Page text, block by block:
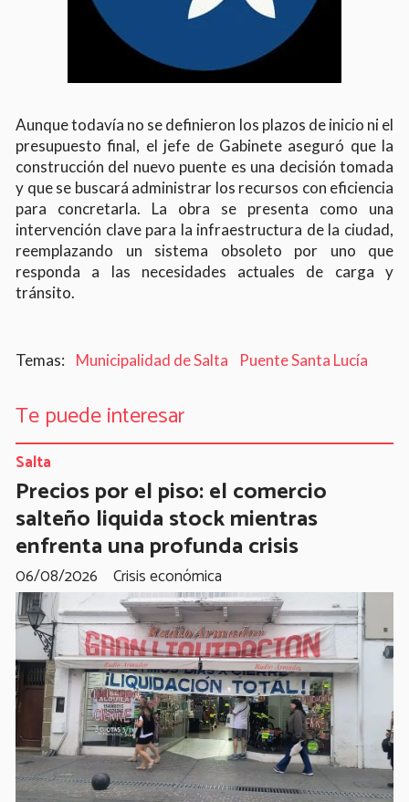
Aunque todavía no se definieron los plazos de inicio ni el
presupuesto final, el jefe de Gabinete aseguró que la
construcción del nuevo puente es una decisión tomada
y que se buscará administrar los recursos con eficiencia
para concretarla. La obra se presenta como una
intervención clave para la infraestructura de la ciudad,
reemplazando un sistema obsoleto por uno que
responda a las necesidades actuales de carga y
tránsito.
Municipalidad de Salta Puente Santa Lucía
Te puede interesar
Precios por el piso: el comercio
salteño liquida stock mientras
enfrenta una profunda crisis
Crisis económica
Salta
06/08/2026